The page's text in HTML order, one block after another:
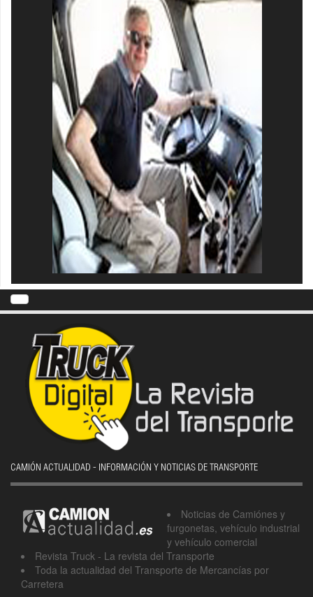
CAMIÓN ACTUALIDAD - INFORMACIÓN Y NOTICIAS DE TRANSPORTE
Noticias de Camiónes y
furgonetas, vehículo industrial
y vehículo comercial
Revista Truck - La revista del Transporte
Toda la actualidad del Transporte de Mercancías por
Carretera